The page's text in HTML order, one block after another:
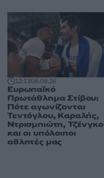
12:1308.08.26
Ευρωπαϊκό
Πρωτάθλημα Στίβου:
Πότε αγωνίζονται
Τεντόγλου, Καραλής,
Ντρισμπιώτη, Τζένγκο
και οι υπόλοιποι
αθλητές μας